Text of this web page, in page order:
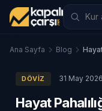
Ana Sayfa Blog
DÖVIZ 31 May 2026
Hayat